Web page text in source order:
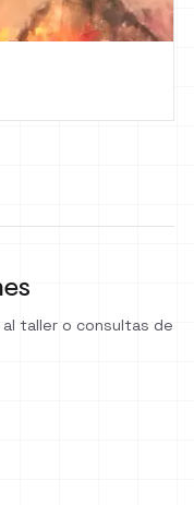
taller o consultas de